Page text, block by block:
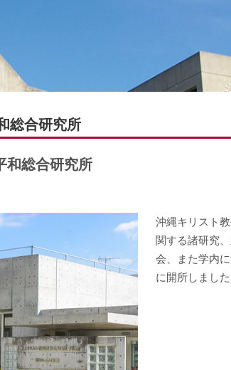
総合研究所
和総合研究所
沖縄キリスト
関する諸研究
会、また学内
に開所しました